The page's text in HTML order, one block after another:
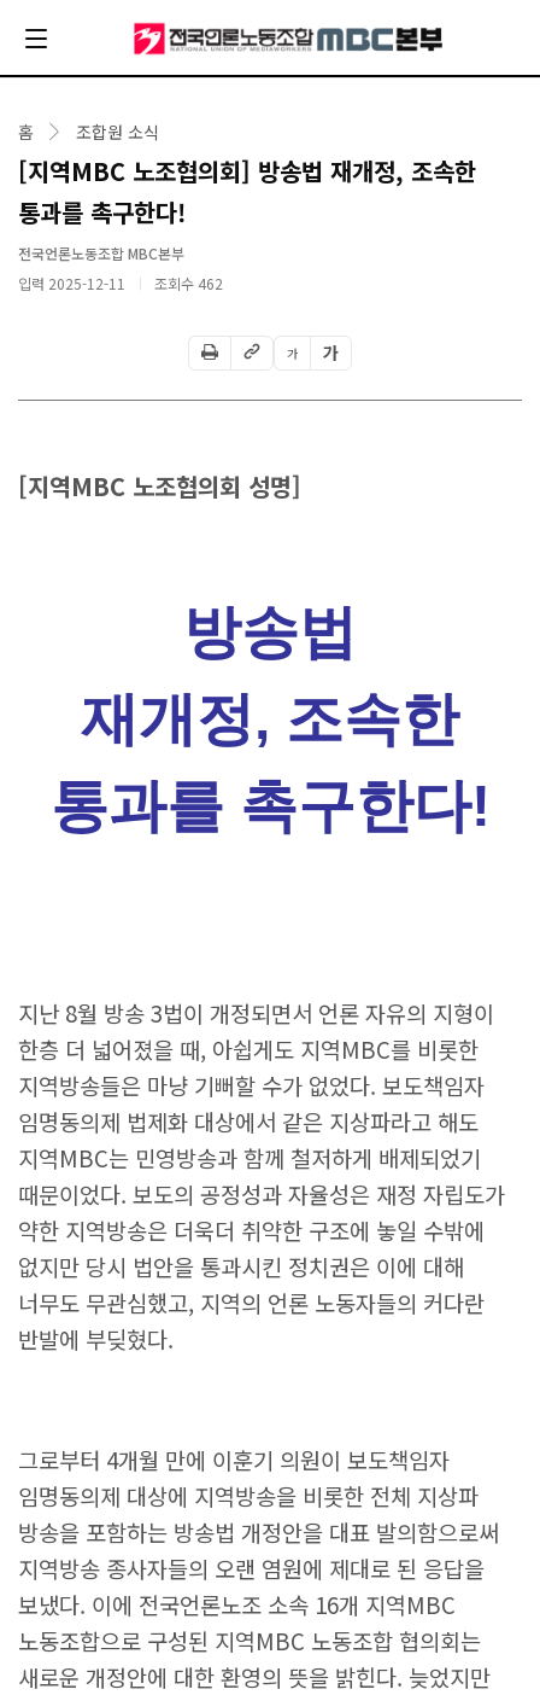
홈 조합원 소식
[지역MBC 노조협의회] 방송법 재개정, 조속한
통과를 촉구한다!
전국언론노동조합 MBC본부
입력 2025-12-11
조회수 462
가 가
[지역MBC 노조협의회 성명]
방송법
재개정, 조속한
통과를 촉구한다!
지난 8월 방송 3법이 개정되면서 언론 자유의 지형이
한층 더 넓어졌을 때, 아쉽게도 지역MBC를 비롯한
지역방송들은 마냥 기뻐할 수가 없었다. 보도책임자
임명동의제 법제화 대상에서 같은 지상파라고 해도
지역MBC는 민영방송과 함께 철저하게 배제되었기
때문이었다. 보도의 공정성과 자율성은 재정 자립도가
약한 지역방송은 더욱더 취약한 구조에 놓일 수밖에
없지만 당시 법안을 통과시킨 정치권은 이에 대해
너무도 무관심했고, 지역의 언론 노동자들의 커다란
반발에 부딪혔다.
그로부터 4개월 만에 이훈기 의원이 보도책임자
임명동의제 대상에 지역방송을 비롯한 전체 지상파
방송을 포함하는 방송법 개정안을 대표 발의함으로써
지역방송 종사자들의 오랜 염원에 제대로 된 응답을
보냈다. 이에 전국언론노조 소속 16개 지역MBC
노동조합으로 구성된 지역MBC 노동조합 협의회는
새로운 개정안에 대한 환영의 뜻을 밝힌다. 늦었지만